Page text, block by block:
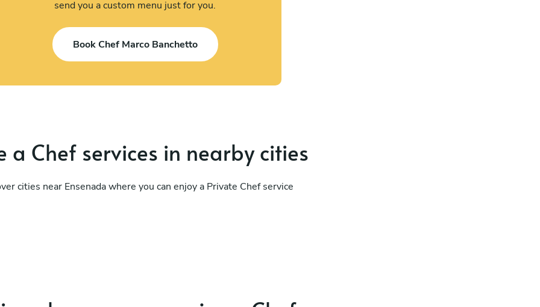
send you a custom menu just for you.
Book Chef Marco Banchetto
a Chef services in nearby cities
cities near Ensenada where you can enjoy a Private Chef service